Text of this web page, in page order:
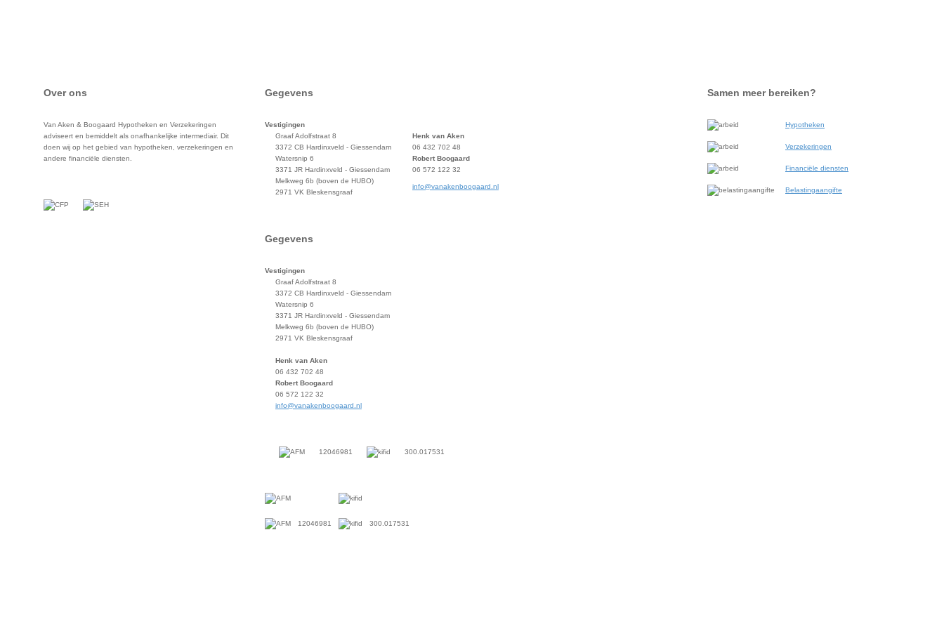
Over ons
Van Aken & Boogaard Hypotheken en Verzekeringen
adviseert en bemiddelt als onafhankelijke intermediair. Dit
doen wij op het gebied van hypotheken, verzekeringen en
andere financiële diensten.
Gegevens
Vestigingen
Graaf Adolfstraat 8
3372 CB Hardinxveld - Giessendam
Henk van Aken
06 432 702 48
Watersnip 6
3371 JR Hardinxveld - Giessendam
Robert Boogaard
06 572 122 32
Melkweg 6b (boven de HUBO)
2971 VK Bleskensgraaf
info@vanakenboogaard.nl
Gegevens
Vestigingen
Graaf Adolfstraat 8
3372 CB Hardinxveld - Giessendam
Watersnip 6
3371 JR Hardinxveld - Giessendam
Melkweg 6b (boven de HUBO)
2971 VK Bleskensgraaf
Henk van Aken
06 432 702 48
Robert Boogaard
06 572 122 32
info@vanakenboogaard.nl
12046981 300.017531
12046981 300.017531
Samen meer bereiken?
Hypotheken
Verzekeringen
Financiële diensten
Belastingaangifte